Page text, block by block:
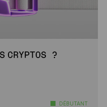
CRYPTOS ?
DÉBUTANT